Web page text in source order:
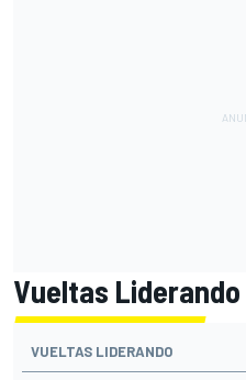
Vueltas Liderando
VUELTAS LIDERANDO